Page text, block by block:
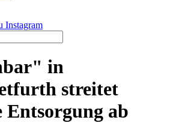
in
streitet
Entsorgung ab